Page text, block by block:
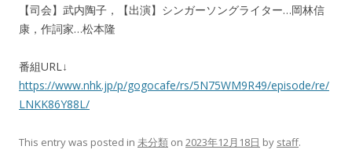
【司会】武内陶子，【出演】シンガーソングライター…岡林信
康，作詞家…松本隆
番組URL↓
https://www.nhk.jp/p/gogocafe/rs/5N75WM9R49/episode/re/
LNKK86Y88L/
This entry was posted in 未分類 on 2023年12月18日 by staff.